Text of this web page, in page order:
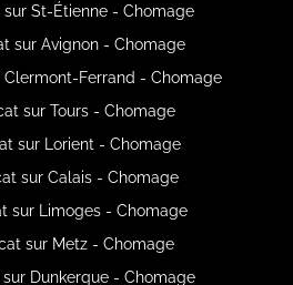
sur St-Étienne - Chomage
sur Avignon - Chomage
Clermont-Ferrand - Chomage
sur Tours - Chomage
sur Lorient - Chomage
sur Calais - Chomage
sur Limoges - Chomage
sur Metz - Chomage
Dunkerque - Chomage